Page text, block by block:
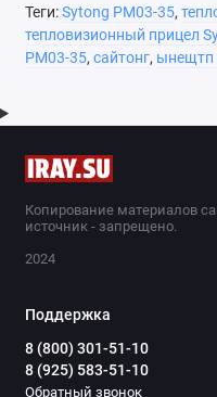
ФИКСАЦИЯ
позволяет не
Теги:Sytong PM03-35,
тепловизионный прицел
PM03-35, сайтонг, ынещтп
Копирование материалов
источник - запрещено.
2024
Поддержка
8 (800) 301-51-10
8 (925) 583-51-10
Обратный звонок